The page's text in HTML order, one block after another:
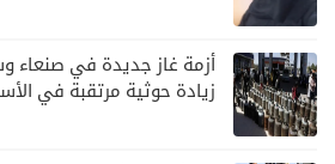
أزمة غاز جديدة في صنعاء
زيادة حوثية مرتقبة في